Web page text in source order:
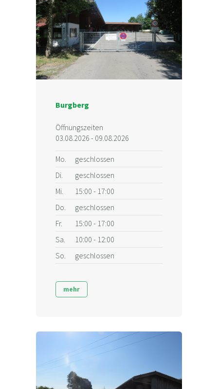
Burgberg
Öffnungszeiten
03.08.2026 - 09.08.2026
Mo.
geschlossen
Di.
geschlossen
Mi.
15:00 - 17:00
Do.
geschlossen
Fr.
15:00 - 17:00
Sa.
10:00 - 12:00
So.
geschlossen
mehr